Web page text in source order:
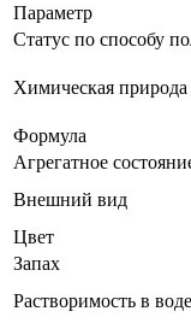
Параметр
Статус по способу
Химическая природа
Формула
Агрегатное
Внешний вид
Цвет
Запах
Растворимость в воде